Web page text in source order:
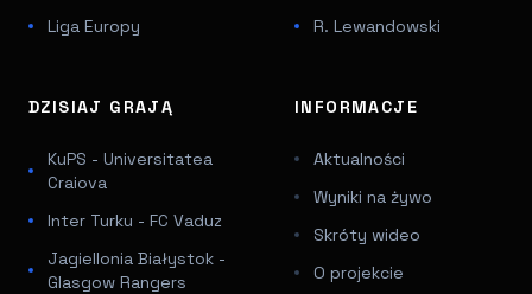
Liga Europy
R. Lewandowski
DZISIAJ GRAJĄ
KuPS - Universitatea
Craiova
Inter Turku - FC Vaduz
Jagiellonia Białystok -
Glasgow Rangers
INFORMACJE
Aktualności
Wyniki na żywo
Skróty wideo
O projekcie